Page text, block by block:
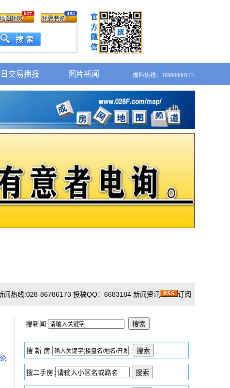
交易播报 图片新闻 爆料热线：18980000173
闻热线:028-86786173 投稿QQ：6683184 新闻资讯 订阅
搜新闻:
搜 新 房:
搜二手房: